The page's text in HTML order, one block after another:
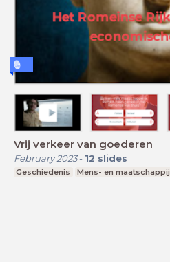
Vrij verkeer van goederen
February 2023- 12 slides
Geschiedenis Mens- en maatschappij